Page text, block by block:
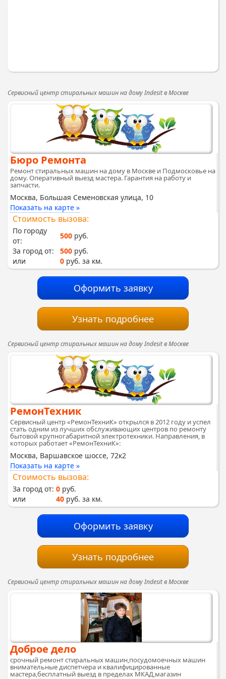
Сервисный центр стиральных машин на дому Indesit в Москве
Бюро Ремонта
Ремонт стиральных машин на дому в Москве и Подмосковье на
дому. Оперативный выезд мастера. Гарантия на работу и
запчасти.
Москва, Большая Семеновская улица, 10
Показать на карте »
Стоимость вызова:
По городу
от:
500 руб.
За город от:
500 руб.
или
0 руб. за км.
Оформить заявку
Узнать подробнее
Сервисный центр стиральных машин на дому Indesit в Москве
РемонТехник
Cервисный центр «РемонТехниК» открылся в 2012 году и успел
стать одним из лучших обслуживающих центров по ремонту
бытовой крупногабаритной электротехники. Направления, в
которых работает «РемонТехниК»:
Москва, Варшавское шоссе, 72к2
Показать на карте »
Стоимость вызова:
За город от: 0 руб.
или
40 руб. за км.
Оформить заявку
Узнать подробнее
Сервисный центр стиральных машин на дому Indesit в Москве
Доброе дело
срочный ремонт стиральных машин,посудомоечных машин
внимательные диспетчера и квалифицированные
мастера,бесплатный выезд в пределах МКАД,магазин